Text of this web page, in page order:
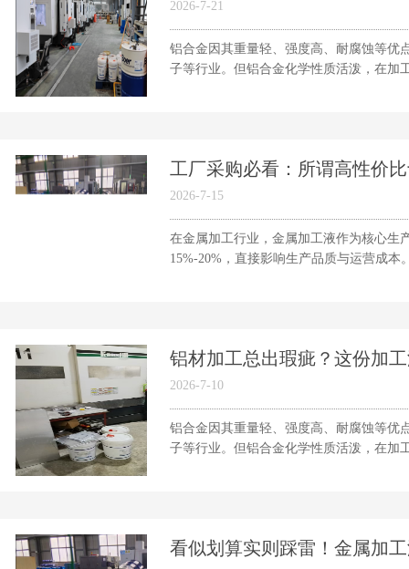
2026-7-21
铝合金因其重量轻、强度高、耐腐蚀等优
子等行业。但铝合金化学性质活泼，在加
工厂采购必看：所谓高性价
2026-7-15
在金属加工行业，金属加工液作为核心生
15%-20%，直接影响生产品质与运营成本
铝材加工总出瑕疵？这份加
2026-7-10
铝合金因其重量轻、强度高、耐腐蚀等优
子等行业。但铝合金化学性质活泼，在加
看似划算实则踩雷！金属加